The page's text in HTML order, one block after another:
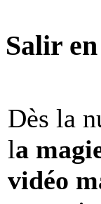
Salir
Dès la
la
vidéo